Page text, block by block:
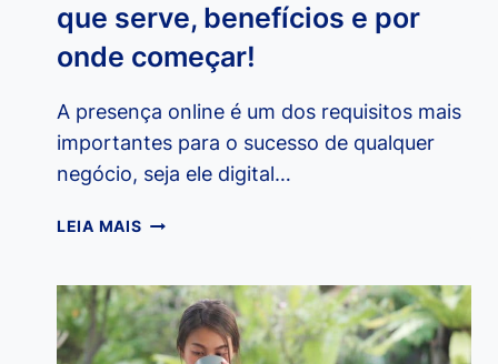
que serve, benefícios e por
onde começar!
A presença online é um dos requisitos mais
importantes para o sucesso de qualquer
negócio, seja ele digital…
LEIA MAISO
SEO?
ENTENDA
PARA